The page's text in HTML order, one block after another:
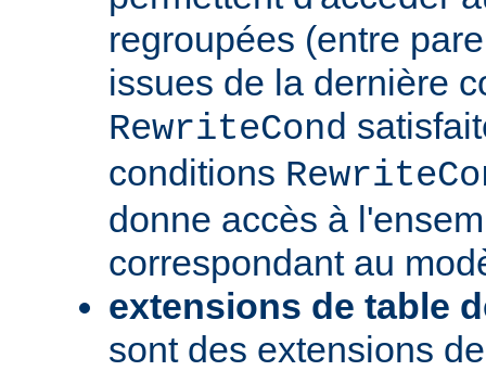
regroupées (entre
issues de la dernière
RewriteCond
conditions
donne accès à
correspondant au
extensions de table
sont des extensions